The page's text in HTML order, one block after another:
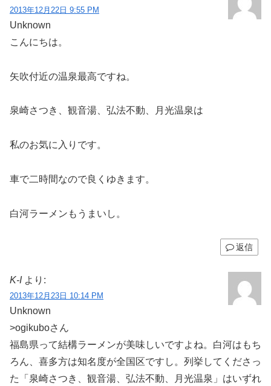
2013年12月22日 9:55 PM
Unknown
こんにちは。
矢吹付近の温泉最高ですね。
泉崎さつき、観音湯、弘法不動、月光温泉は
私のお気に入りです。
車で二時間なので良くゆきます。
白河ラーメンもうまいし。
返信
K-I より:
2013年12月23日 10:14 PM
Unknown
>ogikuboさん
福島県って結構ラーメンが美味しいですよね。白河はもち
ろん、喜多方は知名度が全国区ですし。列挙してくださっ
た「泉崎さつき、観音湯、弘法不動、月光温泉」はいずれ